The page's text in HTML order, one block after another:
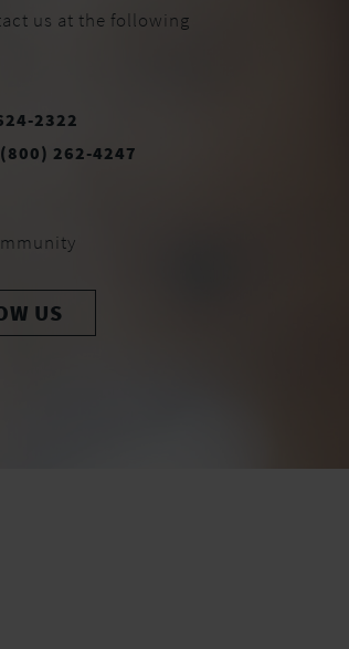
us at the following
2322
262-4247
US